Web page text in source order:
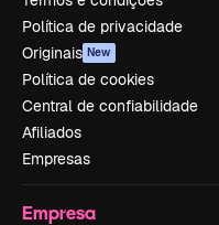
Política de privacidade
Originais New
Política de cookies
Central de confiabilidade
Afiliados
Empresas
Empresa